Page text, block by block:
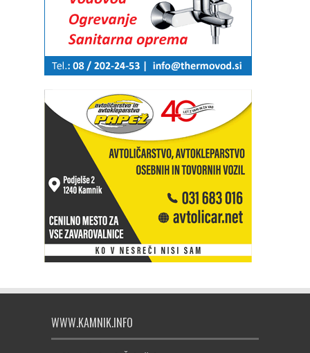
WWW.KAMNIK.INFO